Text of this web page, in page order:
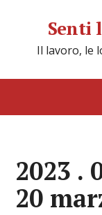
Senti
Il lavoro, le
2023 .
20